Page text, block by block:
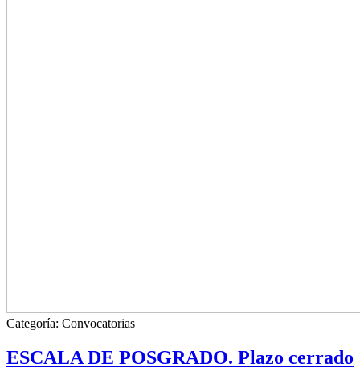
Categoría: Convocatorias
ESCALA DE POSGRADO. Plazo cerrado